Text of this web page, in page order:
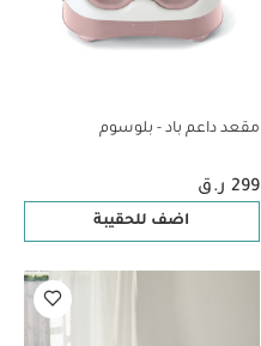
مقعد داعم باد - بلوسوم
299 ر.ق
اضف للحقيبة